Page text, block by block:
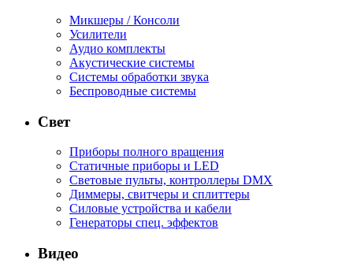
Микшеры / Консоли
Усилители
Аудио комплекты
Акустические системы
Системы обработки звука
Беспроводные системы
Свет
Приборы полного вращения
Статичные приборы и LED
Световые пульты, контроллеры DMX
Диммеры, свитчеры и сплиттеры
Силовые устройства и кабели
Генераторы спец. эффектов
Видео